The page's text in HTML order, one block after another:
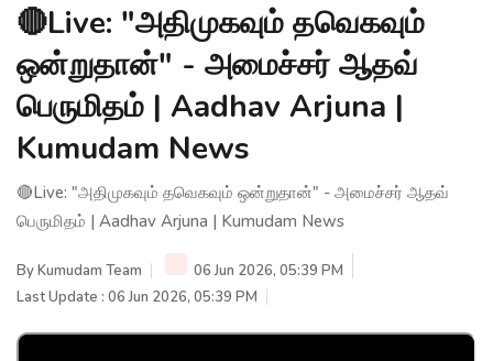
🔴Live: "அதிமுகவும் தவெகவும்
ஒன்றுதான்" - அமைச்சர் ஆதவ்
பெருமிதம் | Aadhav Arjuna |
Kumudam News
🔴Live: "அதிமுகவும் தவெகவும் ஒன்றுதான்" - அமைச்சர் ஆதவ்
பெருமிதம் | Aadhav Arjuna | Kumudam News
ByKumudam Team
06 Jun 2026, 05:39 PM
Last Update : 06 Jun 2026, 05:39 PM